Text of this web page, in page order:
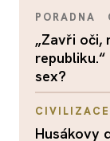
PORADNA
„Zavři oči,
sex?
CIVILIZACE
Husákovy